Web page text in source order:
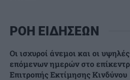
ΡΟΗ ΕΙΔΗΣΕΩΝ
Οι ισχυροί άνεμοι και οι
επόμενων ημερών στο
Επιτροπής Εκτίμησης Κινδύνου